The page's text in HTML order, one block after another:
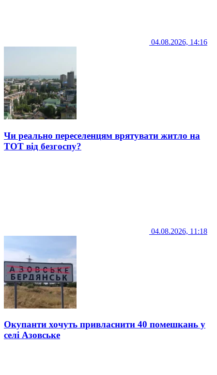
04.08.2026, 14:16
Чи реально переселенцям врятувати житло на
ТОТ від безгоспу?
04.08.2026, 11:18
Окупанти хочуть привласнити 40 помешкань у
селі Азовське